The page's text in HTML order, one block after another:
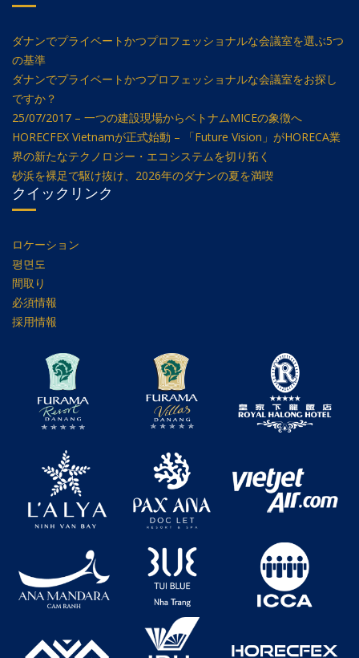
ダナンでプライベートかつプロフェッショナルな会議室を選ぶ5つ
の基準
ダナンでプライベートかつプロフェッショナルな会議室をお探し
ですか？
25/07/2017 – 一つの建設現場からベトナムMICEの象徴へ
HORECFEX Vietnamが正式始動 – 「Future Vision」がHORECA業
界の新たなテクノロジー・エコシステムを切り拓く
砂浜を裸足で駆け抜け、2026年のダナンの夏を満喫
クイックリンク
ロケーション
평면도
間取り
必須情報
採用情報